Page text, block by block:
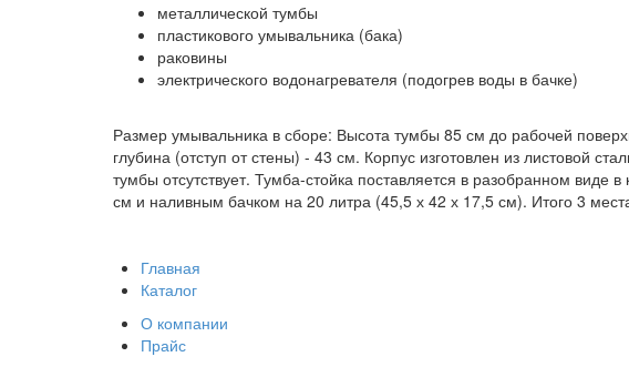
металлической тумбы
пластикового умывальника (бака)
раковины
электрического водонагревателя (подогрев воды в бачке)
Размер умывальника в сборе: Высота тумбы 85 см до рабочей
глубина (отступ от стены) - 43 см. Корпус изготовлен из листовой
тумбы отсутствует. Тумба-стойка поставляется в разобранном
см и наливным бачком на 20 литра (45,5 х 42 х 17,5 см). Итого 3
Главная
Каталог
О компании
Прайс